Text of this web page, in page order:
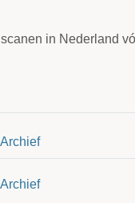
in Nederland